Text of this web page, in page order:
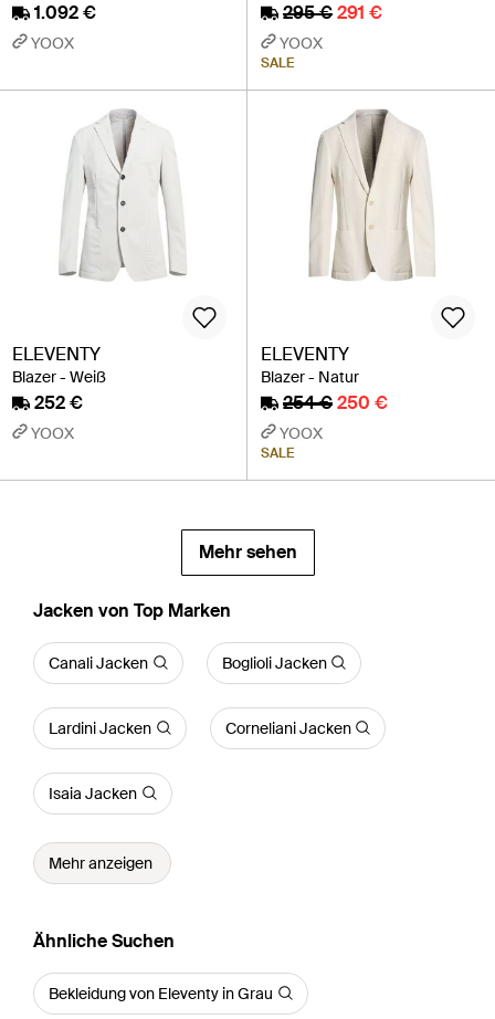
1.092 €
YOOX
295 €291 €
YOOX
SALE
ELEVENTY
Blazer - Weiß
252 €
YOOX
ELEVENTY
Blazer - Natur
254 €250 €
YOOX
SALE
Mehr sehen
Jacken von Top Marken
Canali Jacken Boglioli Jacken
Lardini Jacken Corneliani Jacken
Isaia Jacken
Mehr anzeigen
Ähnliche Suchen
Bekleidung von Eleventy in Grau